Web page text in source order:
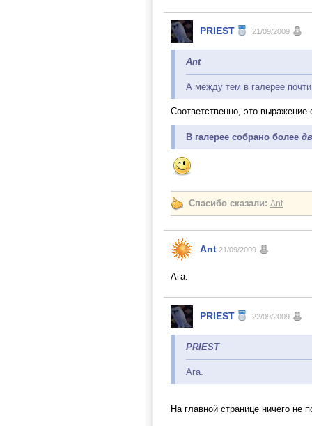
PRIEST 21/09/2009
Ant
А между тем в галерее
Соответственно, это выражение
В галерее собрано более
Спасибо сказали: Ant
Ant 21/09/2009
Ага.
PRIEST 22/09/2009
PRIEST
Ага.
На главной странице ничего не